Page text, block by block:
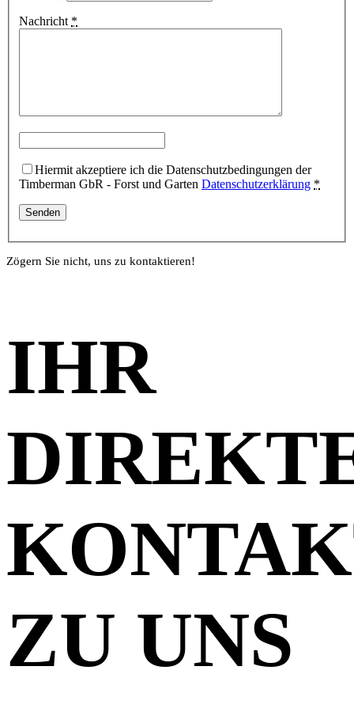
Nachricht *
Hiermit akzeptiere ich die Datenschutzbedingungen der
Timberman GbR - Forst und Garten Datenschutzerklärung *
Zögern Sie nicht, uns zu kontaktieren!
IHR
ZU UNS